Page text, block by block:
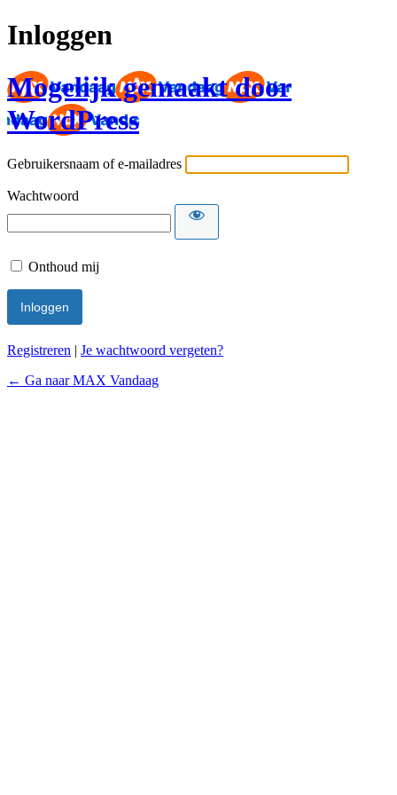
Inloggen
Mogelijk gemaakt door
WordPress
Gebruikersnaam of e-mailadres
Wachtwoord
Onthoud mij
Registreren | Je wachtwoord vergeten?
← Ga naar MAX Vandaag